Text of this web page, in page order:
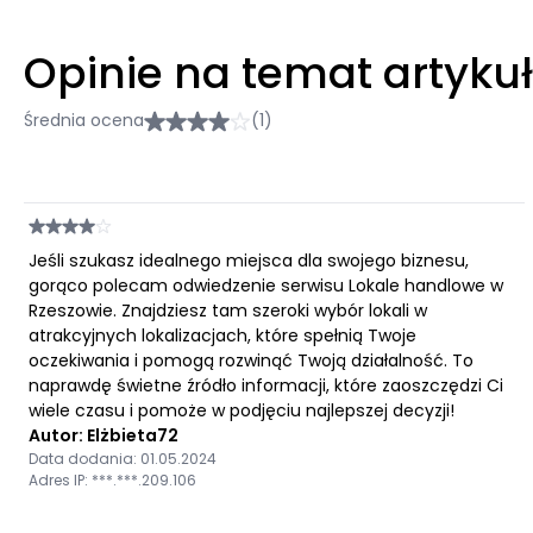
Opinie na temat
Średnia ocena (1)
Jeśli szukasz idealnego miejsca dla swojego biznesu,
gorąco polecam odwiedzenie serwisu Lokale handlowe w
Rzeszowie. Znajdziesz tam szeroki wybór lokali w
atrakcyjnych lokalizacjach, które spełnią Twoje
oczekiwania i pomogą rozwinąć Twoją działalność. To
naprawdę świetne źródło informacji, które zaoszczędzi Ci
wiele czasu i pomoże w podjęciu najlepszej decyzji!
Autor: Elżbieta72
Data dodania: 01.05.2024
Adres IP: ***.***.209.106